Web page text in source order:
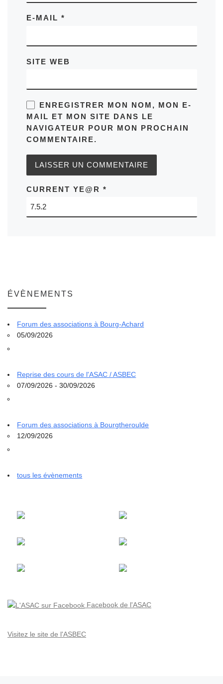
E-MAIL *
SITE WEB
ENREGISTRER MON NOM, MON E-
MAIL ET MON SITE DANS LE
NAVIGATEUR POUR MON PROCHAIN
COMMENTAIRE.
CURRENT YE@R *
ÉVÈNEMENTS
Forum des associations à Bourg-Achard
05/09/2026
Reprise des cours de l'ASAC / ASBEC
07/09/2026 - 30/09/2026
Forum des associations à Bourgtheroulde
12/09/2026
tous les évènements
Facebook de l'ASAC
Visitez le site de l'ASBEC